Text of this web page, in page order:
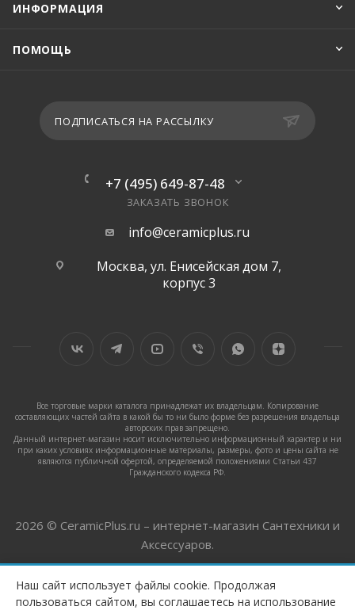
ПОД ЗАКАЗ
ИНФОРМАЦИЯ
ПОМОЩЬ
ПОДПИСАТЬСЯ НА РАССЫЛКУ
+7 (495) 649-87-48
ЗАКАЗАТЬ ЗВОНОК
info@ceramicplus.ru
Москва, ул. Енисейская дом 7,
корпус 3
Все торговые марки каталога принадлежат их владельцам. Копирование
составляющих частей сайта в какой бы то ни было форме без разрешения владельца
авторских прав запрещено.
Данный интернет-магазин носит исключительно информационный характер и ни
при каких условиях информационные материалы, размеры, фото и цены сайта не
являются публичной офертой, определяемой положениями Статьи 437
Гражданского кодекса РФ.
2026 © CeramicPlus.ru – интернет-магазин Сантехники и
Аксессуаров.
Наш сайт использует файлы cookie. Продолжая
пользоваться сайтом, вы соглашаетесь на использование